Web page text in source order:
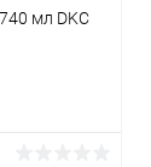
мл DKC